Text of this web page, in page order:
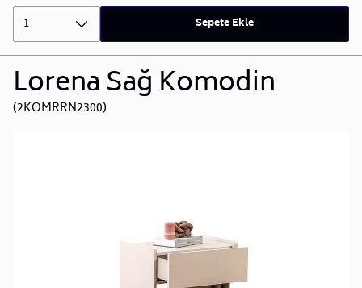
1 Sepete Ekle
Lorena Sağ Komodin
(2KOMRRN2300)